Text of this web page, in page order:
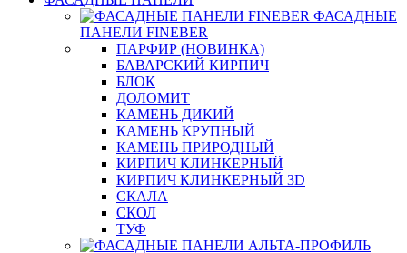
ФАСАДНЫЕ
ПАНЕЛИ FINEBER
ПАРФИР (НОВИНКА)
БАВАРСКИЙ КИРПИЧ
БЛОК
ДОЛОМИТ
КАМЕНЬ ДИКИЙ
КАМЕНЬ КРУПНЫЙ
КАМЕНЬ ПРИРОДНЫЙ
КИРПИЧ КЛИНКЕРНЫЙ
КИРПИЧ КЛИНКЕРНЫЙ 3D
СКАЛА
СКОЛ
ТУФ